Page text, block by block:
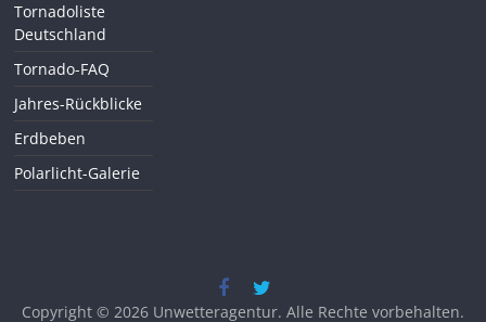
Tornadoliste
Deutschland
Tornado-FAQ
Jahres-Rückblicke
Erdbeben
Polarlicht-Galerie
Copyright © 2026 Unwetteragentur. Alle Rechte vorbehalten.